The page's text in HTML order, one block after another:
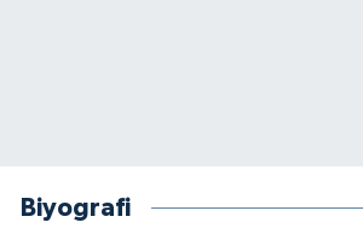
Biyografi